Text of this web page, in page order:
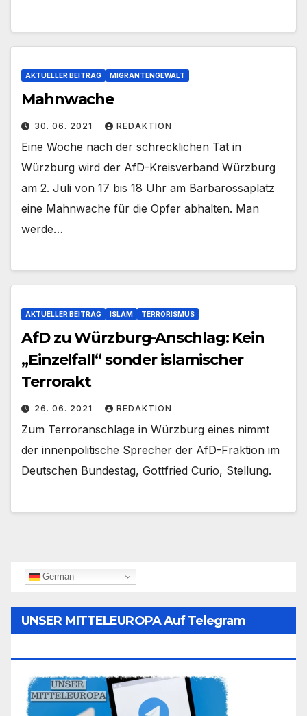
AKTUELLER BEITRAG MIGRANTENGEWALT
Mahnwache
30. 06. 2021 REDAKTION
Eine Woche nach der schrecklichen Tat in
Würzburg wird der AfD-Kreisverband Würzburg
am 2. Juli von 17 bis 18 Uhr am Barbarossaplatz
eine Mahnwache für die Opfer abhalten. Man
werde…
AKTUELLER BEITRAG ISLAM TERRORISMUS
AfD zu Würzburg-Anschlag: Kein
„Einzelfall“ sonder islamischer
Terrorakt
26. 06. 2021 REDAKTION
Zum Terroranschlage in Würzburg eines nimmt
der innenpolitische Sprecher der AfD-Fraktion im
Deutschen Bundestag, Gottfried Curio, Stellung.
German
UNSER MITTELEUROPA Auf Telegram